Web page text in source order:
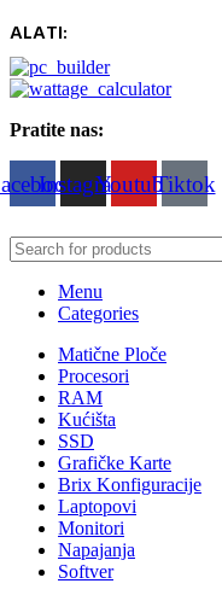
ALATI:
Pratite nas:
InstagramYoutubeTiktok
Menu
Categories
Matične Ploče
Procesori
RAM
Kućišta
SSD
Grafičke Karte
Brix Konfiguracije
Laptopovi
Monitori
Napajanja
Softver